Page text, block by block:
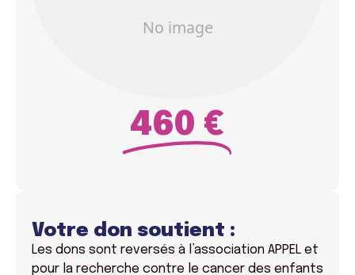
460 €
Votre don soutient :
Les dons sont reversés à l’association APPEL et
pour la recherche contre le cancer des enfants